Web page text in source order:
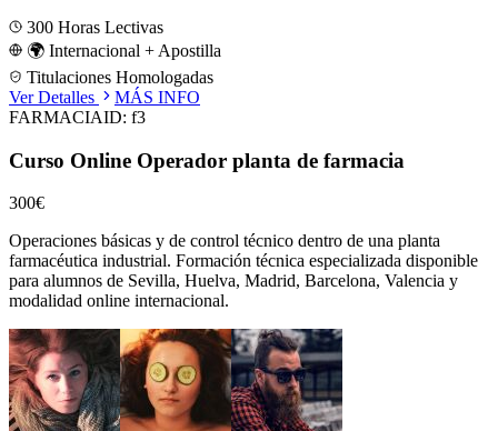
300 Horas Lectivas
🌍 Internacional + Apostilla
Titulaciones Homologadas
Ver Detalles
MÁS INFO
FARMACIAID: f3
Curso Online Operador planta de farmacia
300€
Operaciones básicas y de control técnico dentro de una planta
farmacéutica industrial. Formación técnica especializada disponible
para alumnos de Sevilla, Huelva, Madrid, Barcelona, Valencia y
modalidad online internacional.